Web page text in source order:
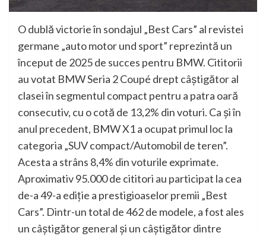
O dublă victorie în sondajul „Best Cars” al revistei
germane „auto motor und sport” reprezintă un
început de 2025 de succes pentru BMW. Cititorii
au votat BMW Seria 2 Coupé drept câştigător al
clasei în segmentul compact pentru a patra oară
consecutiv, cu o cotă de 13,2% din voturi. Ca şi în
anul precedent, BMW X1 a ocupat primul loc la
categoria „SUV compact/Automobil de teren”.
Acesta a strâns 8,4% din voturile exprimate.
Aproximativ 95.000 de cititori au participat la cea
de-a 49-a ediţie a prestigioaselor premii „Best
Cars”. Dintr-un total de 462 de modele, a fost ales
un câştigător general şi un câştigător dintre